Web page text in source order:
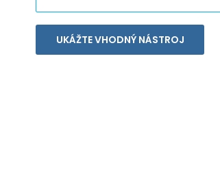
UKÁŽTE VHODNÝ NÁSTROJ